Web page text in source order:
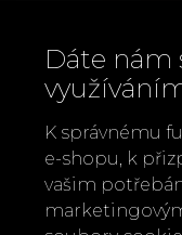
Dáte nám
K správnému
e-shopu, k
vašim